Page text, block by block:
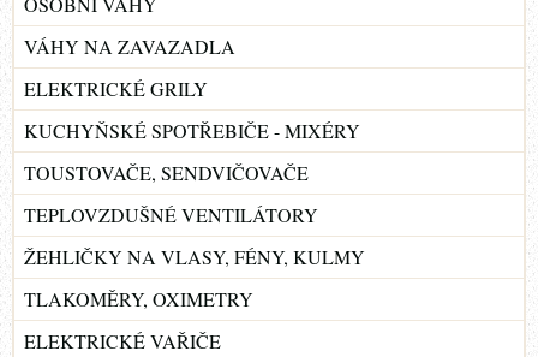
VÁHY NA ZAVAZADLA
ELEKTRICKÉ GRILY
KUCHYŇSKÉ SPOTŘEBIČE - MIXÉRY
TOUSTOVAČE, SENDVIČOVAČE
TEPLOVZDUŠNÉ VENTILÁTORY
ŽEHLIČKY NA VLASY, FÉNY, KULMY
TLAKOMĚRY, OXIMETRY
ELEKTRICKÉ VAŘIČE